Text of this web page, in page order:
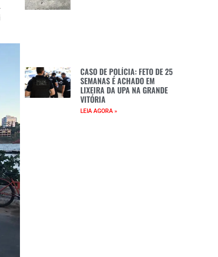
CASO DE POLÍCIA: FETO DE 25
SEMANAS É ACHADO EM
LIXEIRA DA UPA NA GRANDE
VITÓRIA
LEIA AGORA »